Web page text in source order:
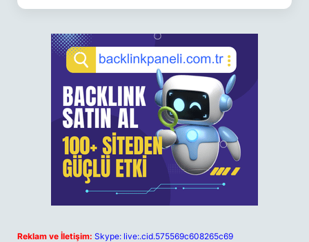
Reklam ve İletişim: Skype: live:.cid.575569c608265c69